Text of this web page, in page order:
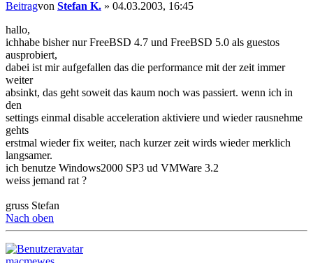
Beitragvon Stefan K. » 04.03.2003, 16:45
hallo,
ichhabe bisher nur FreeBSD 4.7 und FreeBSD 5.0 als guestos
ausprobiert,
dabei ist mir aufgefallen das die performance mit der zeit immer
weiter
absinkt, das geht soweit das kaum noch was passiert. wenn ich in
den
settings einmal disable acceleration aktiviere und wieder rausnehme
gehts
erstmal wieder fix weiter, nach kurzer zeit wirds wieder merklich
langsamer.
ich benutze Windows2000 SP3 ud VMWare 3.2
weiss jemand rat ?
gruss Stefan
Nach oben